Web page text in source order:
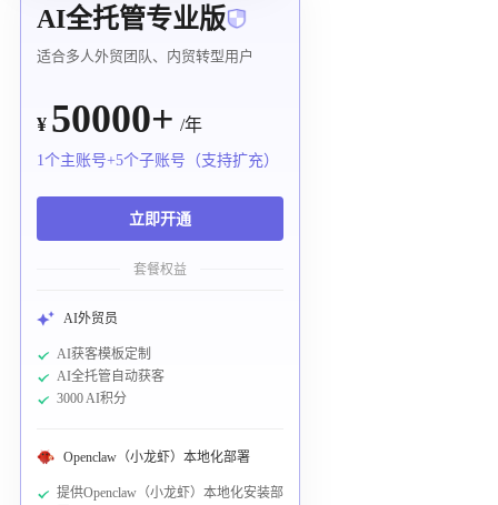
AI全托管专业版
适合多人外贸团队、内贸转型用户
¥ 50000+ /年
1个主账号+5个子账号（支持扩充）
立即开通
套餐权益
AI外贸员
AI获客模板定制
AI全托管自动获客
3000 AI积分
Openclaw（小龙虾）本地化部署
提供Openclaw（小龙虾）本地化安装部